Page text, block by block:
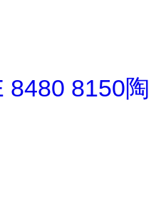
8480 8150陶